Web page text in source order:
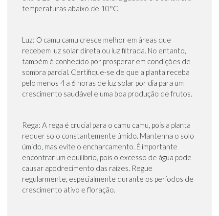
temperaturas abaixo de 10°C.
Luz: O camu camu cresce melhor em áreas que
recebem luz solar direta ou luz filtrada. No entanto,
também é conhecido por prosperar em condições de
sombra parcial. Certifique-se de que a planta receba
pelo menos 4 a 6 horas de luz solar por dia para um
crescimento saudável e uma boa produção de frutos.
Rega: A rega é crucial para o camu camu, pois a planta
requer solo constantemente úmido. Mantenha o solo
úmido, mas evite o encharcamento. É importante
encontrar um equilíbrio, pois o excesso de água pode
causar apodrecimento das raízes. Regue
regularmente, especialmente durante os períodos de
crescimento ativo e floração.